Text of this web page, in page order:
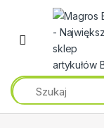
Przejdź do nawigacji
Przeskocz do treści